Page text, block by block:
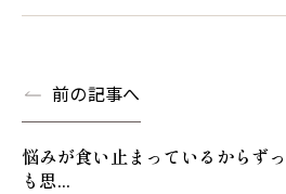
前の記事へ
悩みが食い止まっているからず
も思...